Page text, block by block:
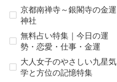
京都南禅寺～銀閣寺の金運
神社
無料占い特集｜今日の運
勢・恋愛・仕事・金運
大人女子のやさしい九星気
学と方位の記憶特集